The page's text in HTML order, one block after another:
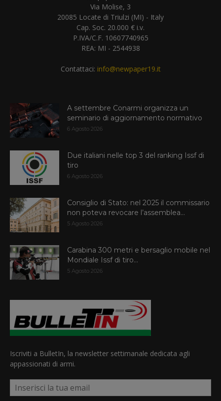
Via Molise, 3
20085 Locate di Triulzi (MI) - Italy
Cap. Soc. 20.000 € i.v.
P.IVA/C.F. 10607740965
REA: MI - 2544938
Contattaci: info@newpaper19.it
A settembre Conarmi organizza un
seminario di aggiornamento normativo
6 Agosto 2026
Due italiani nelle top 3 del ranking Issf di
tiro
6 Agosto 2026
Consiglio di Stato: nel 2025 il commissario
non poteva revocare l’assemblea...
5 Agosto 2026
Carabina 300 metri e bersaglio mobile nel
Mondiale Issf di tiro...
5 Agosto 2026
Iscriviti a BulletIn, la newsletter settimanale dedicata agli
appassionati di armi.